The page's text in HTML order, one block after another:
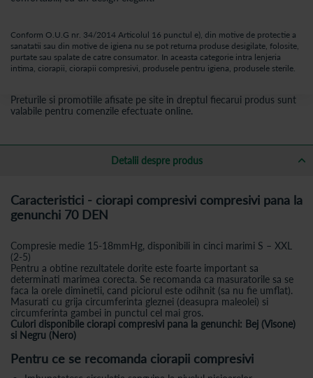
Conform O.U.G nr. 34/2014 Articolul 16 punctul e), din motive de protectie a
sanatatii sau din motive de igiena nu se pot returna produse desigilate, folosite,
purtate sau spalate de catre consumator. In aceasta categorie intra lenjeria
intima, ciorapii, ciorapii compresivi, produsele pentru igiena, produsele sterile.
Preturile si promotiile afisate pe site in dreptul fiecarui produs sunt
valabile pentru comenzile efectuate online.
Detalii despre produs
Caracteristici - ciorapi compresivi compresivi pana la
genunchi 70 DEN
Compresie medie 15-18mmHg, disponibili in cinci marimi S – XXL
(2-5)
Pentru a obtine rezultatele dorite este foarte important sa
determinati marimea corecta. Se recomanda ca masuratorile sa se
faca la orele diminetii, cand piciorul este odihnit (sa nu fie umflat).
Masurati cu grija circumferinta gleznei (deasupra maleolei) si
circumferinta gambei in punctul cel mai gros.
Culori disponibile ciorapi compresivi pana la genunchi: Bej (Visone)
si Negru (Nero)
Pentru ce se recomanda ciorapii compresivi